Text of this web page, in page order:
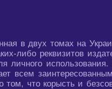
в двух томах на
либо реквизитов
личного
всем
том, что корысть и